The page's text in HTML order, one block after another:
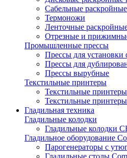
Сабельные
Термоножи
Ленточные
Отрезные и
Промышленные прессы
Прессы для
Прессы для
Прессы вырубные
Текстильные принтеры
Текстильные
Текстильные
Гладильная техника
Гладильные колодки
Гладильные колодки
Гладильное оборудование
Парогенераторы с
Гладильные столы